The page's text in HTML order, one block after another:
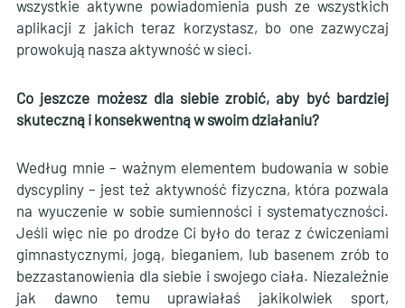
wszystkie aktywne powiadomienia push ze wszystkich
aplikacji z jakich teraz korzystasz, bo one zazwyczaj
prowokują nasza aktywność w sieci.
Co jeszcze możesz dla siebie zrobić, aby być bardziej
skuteczną i konsekwentną w swoim działaniu?
Według mnie – ważnym elementem budowania w sobie
dyscypliny – jest też aktywność fizyczna, która pozwala
na wyuczenie w sobie sumienności i systematyczności.
Jeśli więc nie po drodze Ci było do teraz z ćwiczeniami
gimnastycznymi, jogą, bieganiem, lub basenem zrób to
bezzastanowienia dla siebie i swojego ciała. Niezależnie
jak dawno temu uprawiałaś jakikolwiek sport,